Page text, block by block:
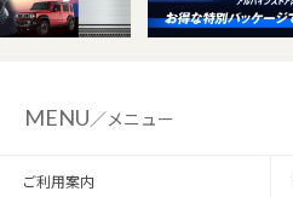
MENU／メニュー
ご利用案内